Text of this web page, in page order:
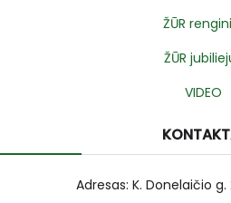
ŽŪR
ŽŪR
VIDEO
Adresas: K. Donelaičio g.